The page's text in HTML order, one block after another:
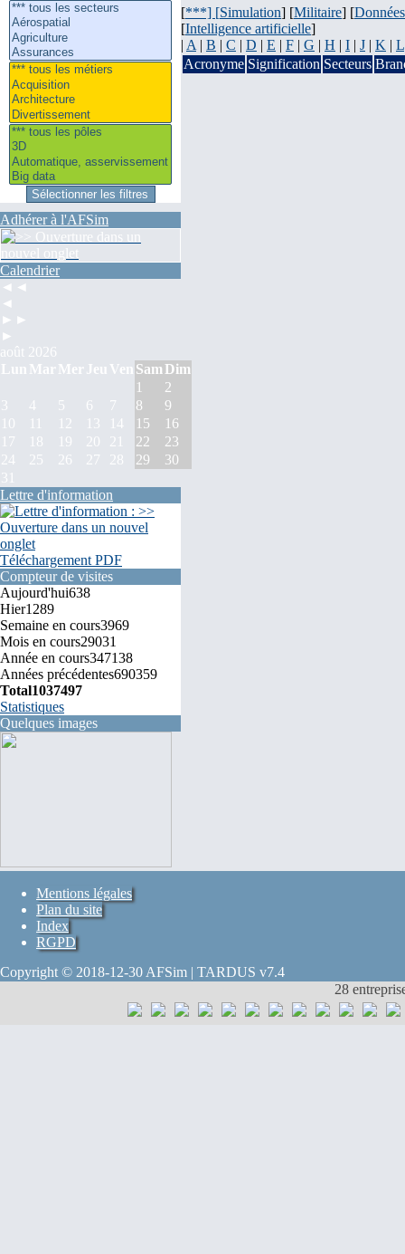
Adhérer à l'AFSim
Calendrier
◄◄
◄
►►
►
août 2026
Lun Mar Mer Jeu Ven Sam Dim
1
2
3
4 5 6 7 8
9
10
11 12 13 14 15
16
17
18 19 20 21 22
23
24
25 26 27 28 29
30
31
Lettre d'information
Téléchargement PDF
Compteur de visites
Aujourd'hui638
Hier1289
Semaine en cours3969
Mois en cours29031
Année en cours347138
Années précédentes690359
Total1037497
Statistiques
Quelques images
[***] [Simulation] [Militaire] [Données
[Intelligence artificielle]
| A | B | C | D | E | F | G | H | I | J | K | L
Acronyme Signification Secteurs
Mentions légales
Plan du site
Index
RGPD
Copyright © 2018-12-30 AFSim | TARDUS v7.4
28